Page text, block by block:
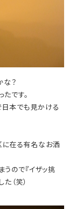
な？
です。
本でも見かける
に在る有名なお洒
ので『イザッ挑
（笑）